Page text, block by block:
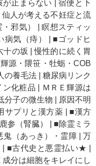
が止まらない |宿便と下
仙人が考える不妊症と流
邪気） |瞑想スティッ
病気（痔）
■ゴッドヒ
十の坂 |慢性的に続く胃
源・隈笹・牡蛎・COB
の養毛法
糖尿病リンク
ン化粧品
ＭＲＥ輝源は
分子の微生物
原因不明
サプリと漢方薬
■漢方
参（腎臓）
■除霊ミラ
鬼（あっき）・霊障|万
■古代史と悪霊払い★
分は細胞をキレイにし